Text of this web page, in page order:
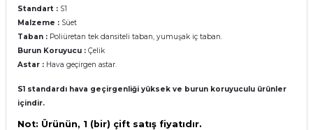
Standart : S1
Malzeme : Süet
Taban : Poliüretan tek dansiteli taban, yumuşak iç taban.
Burun Koruyucu : Çelik
Astar : Hava geçirgen astar.
S1 standardı hava geçirgenliği yüksek ve burun koruyuculu ürünler
içindir.
Not: Ürünün, 1 (bir) çift satış fiyatıdır.